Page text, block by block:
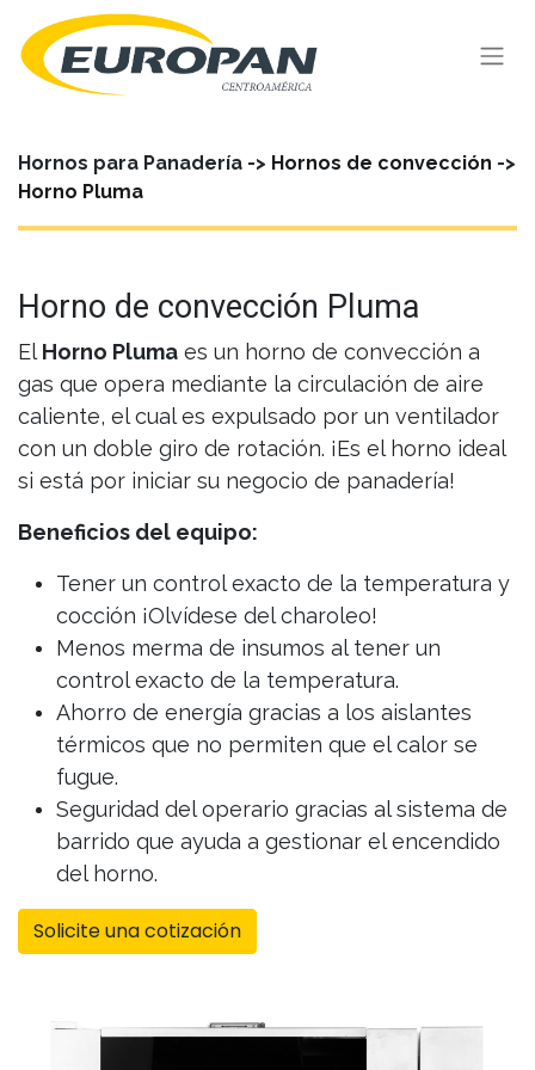
Hornos para Panadería -> Hornos de convección ->
Horno Pluma
Horno de convección Pluma
El Horno Pluma es un horno de convección a
gas que opera mediante la circulación de aire
caliente, el cual es expulsado por un ventilador
con un doble giro de rotación. ¡Es el horno ideal
si está por iniciar su negocio de panadería!
Beneficios del equipo:
Tener un control exacto de la temperatura y
cocción ¡Olvídese del charoleo!
Menos merma de insumos al tener un
control exacto de la temperatura.
Ahorro de energía gracias a los aislantes
térmicos que no permiten que el calor se
fugue.
Seguridad del operario gracias al sistema de
barrido que ayuda a gestionar el encendido
del horno.
Solicite una cotización